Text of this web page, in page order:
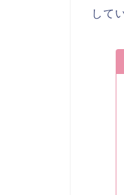
して